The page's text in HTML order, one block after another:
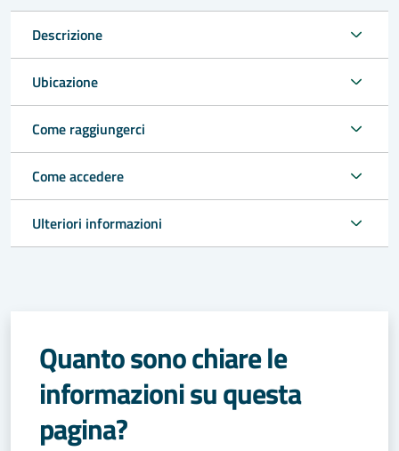
Descrizione
Ubicazione
Come raggiungerci
Come accedere
Ulteriori informazioni
Quanto sono chiare le
informazioni su questa
pagina?